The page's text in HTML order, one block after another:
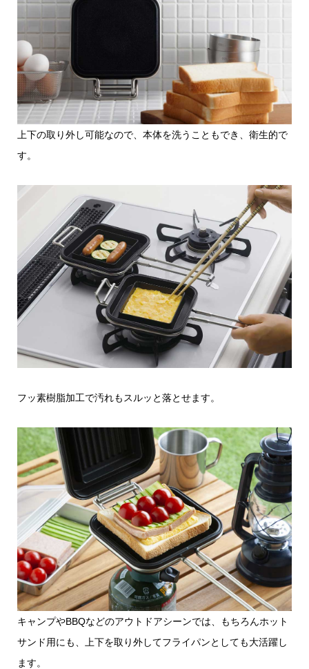
上下の取り外し可能なので、本体を洗うこともでき、衛生的で
す。
フッ素樹脂加工で汚れもスルッと落とせます。
キャンプやBBQなどのアウトドアシーンでは、もちろんホット
サンド用にも、上下を取り外してフライパンとしても大活躍し
ます。